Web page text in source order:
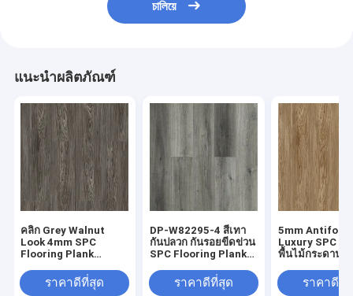
চালিয়ে
แนะนำผลิตภัณฑ์
คลิก Grey Walnut
Look 4mm SPC
Flooring Plank
Antibacterial DP-
W82294-6
ราคาดีที่สุด
DP-W82295-4 สีเทา
กันปลวก กันรอยขีดข่วน
SPC Flooring Plank
ราคาดีที่สุด
5mm
Luxury SPC
พื้นไม้กระดานว
ราคาดีที่